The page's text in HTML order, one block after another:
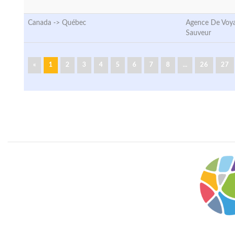
Canada -> Québec
Agence De
Sauveur
« 1 2 3 4 5 6 7 8 ... 26 27